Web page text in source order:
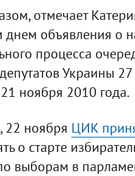
отмечает
днем объявления о
процесса
Украины
ноября 2010 года.
ноября ЦИК
о старте
выборам в